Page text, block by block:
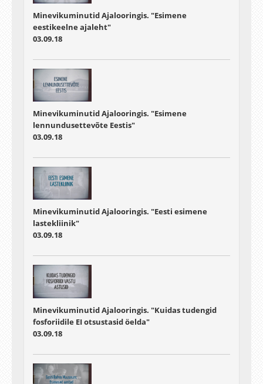
Minevikuminutid Ajalooringis. "Esimene
eestikeelne ajaleht"
03.09.18
Minevikuminutid Ajalooringis. "Esimene
lennundusettevõte Eestis"
03.09.18
Minevikuminutid Ajalooringis. "Eesti esimene
lastekliinik"
03.09.18
Minevikuminutid Ajalooringis. "Kuidas tudengid
fosforiidile EI otsustasid öelda"
03.09.18